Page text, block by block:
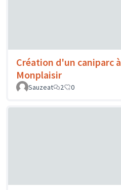
Création d'un caniparc à
Monplaisir
Sauzeat
2 0